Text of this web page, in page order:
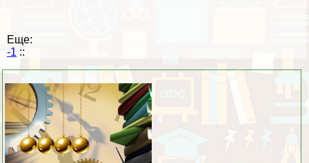
Еще:
-1 ::